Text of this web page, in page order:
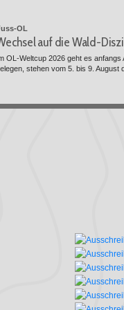
OL
auf die Wald-
OL-Weltcup 2026 geht es
stehen vom 5. bis 9. August
An der Studierenden-WM in
Schweizerin auf dem 18. Rang.
6. Rang fürs Schweizer